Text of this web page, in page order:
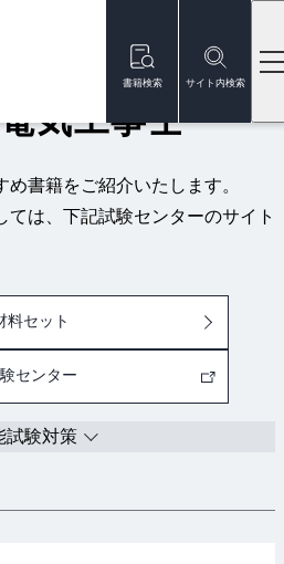
書籍検索 サイト内検索
気工事士
書籍をご紹介いたします。
ては、下記試験センターのサイト
料セット
センター
試験対策